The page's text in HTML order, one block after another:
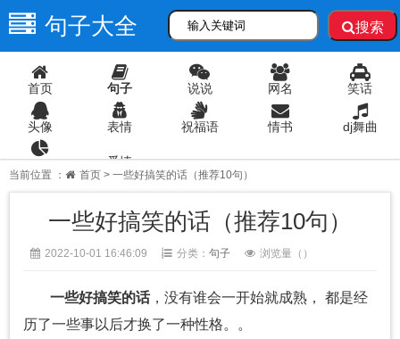
句子大全 搜索
首页 句子 说说 网名 笑话
头像 表情 祝福语 情书 dj舞曲
爱情
当前位置 ： 首页 > 一些好搞笑的话（推荐10句）
一些好搞笑的话（推荐10句）
2022-10-01 16:46:09 分类： 句子 浏览量（ ）
一些好搞笑的话，没有谁会一开始就成熟， 都是经
历了一些事以后才换了一种性格。。